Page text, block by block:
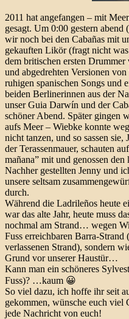
2011 hat angefangen – mit
gesagt. Um 0:00 gestern
wir noch bei den Cabañas mit
gekauften Likör (fragt nicht
dem britischen ersten
und abgedrehten Versionen
ruhigen spanischen Songs und
beiden Berlinerinnen aus der
unser Guia Darwín und der
schöner Abend. Später
aufs Meer – Wiebke konnte
nicht tanzen, und so sassen
der Terassenmauer, schauten
mañana” mit und genossen
Nachher gestellten Jenny und
unsere seltsam
durch.
Während die Ladrileños heute
war das alte Jahr, heute muss
nochmal am Strand… wegen
Fuss erreichbaren Barra-Strand
verlassenen Strand), sondern
Grund vor unserer Haustür…
Kann man ein schöneres
Fuss)? …kaum 😀
So viel dazu, ich hoffe ihr seit
gekommen, wünsche euch
jede Nachricht von euch!